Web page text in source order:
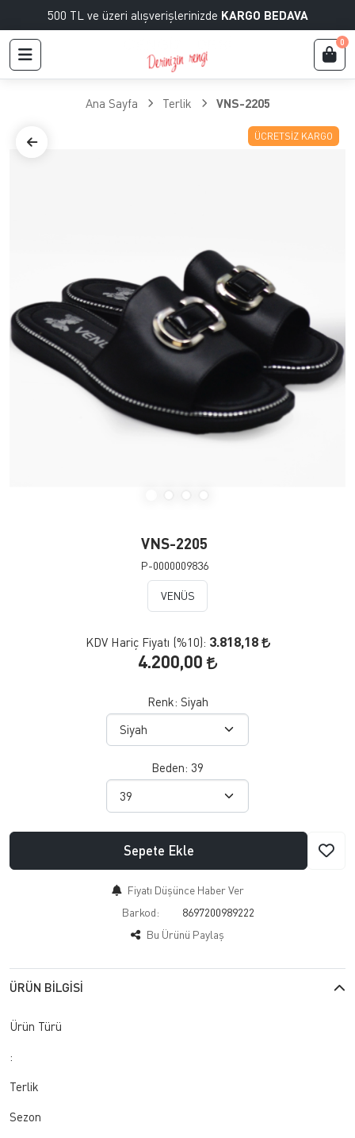
500 TL ve üzeri alışverişlerinizde KARGO BEDAVA
0
Ana Sayfa Terlik VNS-2205
ÜCRETSIZ KARGO
VNS-2205
P-0000009836
VENÜS
KDV Hariç Fiyatı (%10): 3.818,18
4.200,00
Renk: Siyah
Beden: 39
Sepete Ekle
Fiyatı Düşünce Haber Ver
Barkod:
8697200989222
Bu Ürünü Paylaş
ÜRÜN BILGISI
Ürün Türü
:
Terlik
Sezon